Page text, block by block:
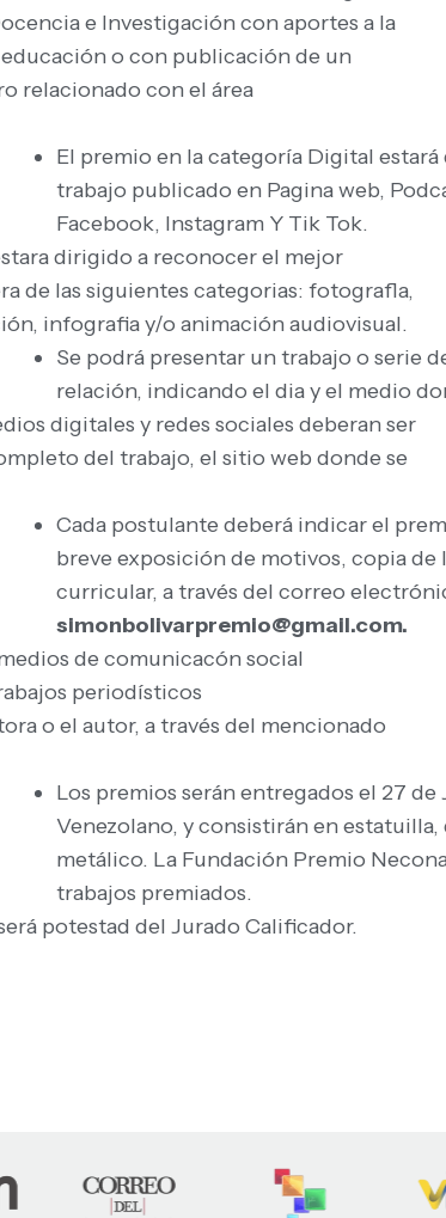
e Investigación con aportes a la
o con publicación de un
relacionado con el área
El premio en la categoría Digital
trabajo publicado en Pagina web,
Facebook, Instagram Y Tik Tok.
dirigido a reconocer el mejor
de las siguientes categorias: fotografla,
infografia y/o animación audiovisual.
Se podrá presentar un trabajo o serie
relación, indicando el dia y el medio
digitales y redes sociales deberan ser
del trabajo, el sitio web donde se
Cada postulante deberá indicar el
breve exposición de motivos, copia
curricular, a través del correo
simonbolivarpremio@gmail.com.
de comunicacón social
periodísticos
o el autor, a través del mencionado
Los premios serán entregados el 27
Venezolano, y consistirán en
metálico. La Fundación Premio
trabajos premiados.
potestad del Jurado Calificador.